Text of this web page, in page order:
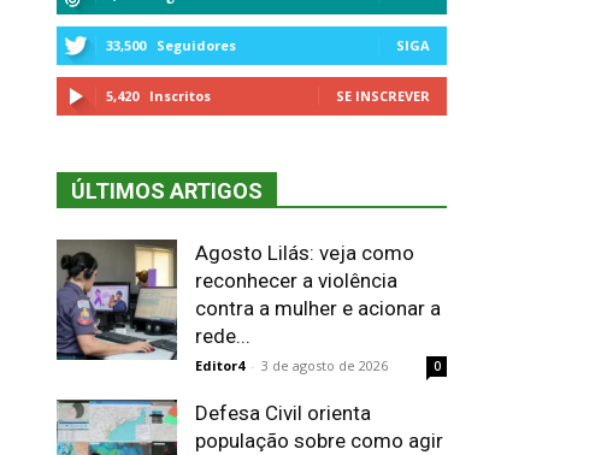
33,500 Seguidores SIGA
5,420 Inscritos SE INSCREVER
ÚLTIMOS ARTIGOS
Agosto Lilás: veja como
reconhecer a violência
contra a mulher e acionar a
rede...
Editor4 - 3 de agosto de 2026 0
Defesa Civil orienta
população sobre como agir